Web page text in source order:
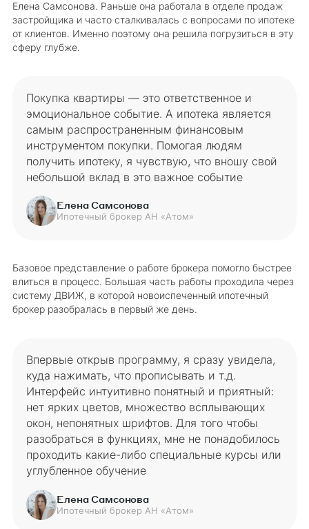
Елена Самсонова. Раньше она работала в отделе продаж
застройщика и часто сталкивалась с вопросами по ипотеке
от клиентов. Именно поэтому она решила погрузиться в эту
сферу глубже.
Покупка квартиры — это ответственное и
эмоциональное событие. А ипотека является
самым распространенным финансовым
инструментом покупки. Помогая людям
получить ипотеку, я чувствую, что вношу свой
небольшой вклад в это важное событие
Елена Самсонова
Ипотечный брокер АН «Атом»
Базовое представление о работе брокера помогло быстрее
влиться в процесс. Большая часть работы проходила через
систему ДВИЖ, в которой новоиспеченный ипотечный
брокер разобралась в первый же день.
Впервые открыв программу, я сразу увидела,
куда нажимать, что прописывать и т.д.
Интерфейс интуитивно понятный и приятный:
нет ярких цветов, множество всплывающих
окон, непонятных шрифтов. Для того чтобы
разобраться в функциях, мне не понадобилось
проходить какие-либо специальные курсы или
углубленное обучение
Елена Самсонова
Ипотечный брокер АН «Атом»